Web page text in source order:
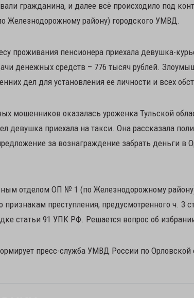
гражданина, и далее всё происходило под
Железнодорожному району) городского УМВД.
проживания пенсионера приехала девушка-
денежных средств – 776 тысяч рублей.
дел для установления ее личности и всех
мошенников оказалась уроженка Тульской
девушка приехала на такси. Она рассказала
за вознаграждение забрать деньги в
отделом ОП № 1 (по Железнодорожному
признакам преступления, предусмотренного ч. 3
статьи 91 УПК РФ. Решается вопрос об
пресс-служба УМВД России по Орловской